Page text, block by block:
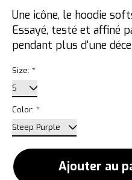
Une icône, le hoodie
Essayé, testé et affiné
pendant plus d'une
Size: *
Color: *
Ajouter au